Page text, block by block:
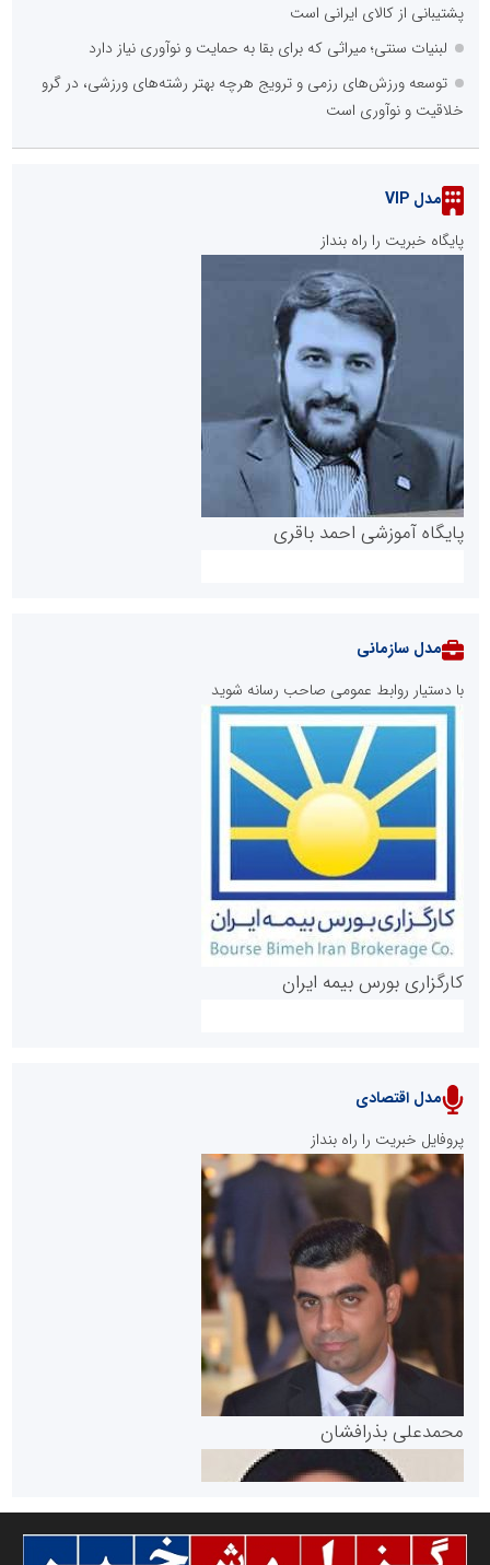
پشتیبانی از کالای ایرانی است
لبنیات سنتی؛ میراثی که برای بقا به حمایت و نوآوری نیاز دارد
توسعه ورزش‌های رزمی و ترویج هرچه بهتر رشته‌های ورزشی، در گرو
خلاقیت و نوآوری است
مدل VIP
پایگاه خبریت را راه بنداز
پایگاه آموزشی احمد باقری
روابط عمومی خبرگزاری گزارش خبر
پایگاه خبری نهضت ملی مسکن
پایگاه خبری گفتمان یزد
مدل سازمانی
با دستیار روابط عمومی صاحب رسانه شوید
کارگزاری بورس بیمه ایران
سازمان بورس و اوراق بهادار
مرجع اخبار موثق در بازارسرمایه
مدل اقتصادی
پروفایل خبریت را راه بنداز
محمدعلی بذرافشان